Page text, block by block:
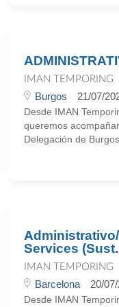
IMAN TEMPORING
Burgos 21/07/
Desde IMAN
queremos
Delegación de
Services
IMAN TEMPORING
Barcelona 20/
Desde IMAN